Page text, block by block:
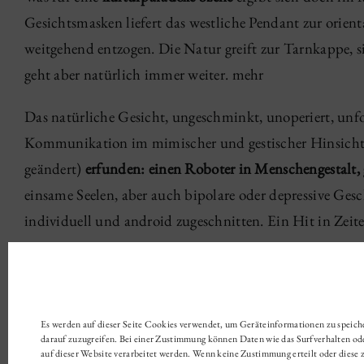
Es werden auf dieser Seite Cookies verwendet, um Geräteinformationen zu
darauf zuzugreifen. Bei einer Zustimmung können Daten wie das Surfverhalten
auf dieser Website verarbeitet werden. Wenn keine Zustimmung erteilt oder diese
Gesichtsmasken liefert das westliche Pendant zur
weitgehend entzogen. Die Natur greift zur Tarnkappe,
geht aber natürlich immer weiter. mehr
Das natürliche Gesicht, ungeschminkt, unoperiert,
Kommunikation im mimischer und gestischer
geändert) erfunden: einen Roboter in
einsame Seelen, aber auch bipolare oder depressive
individuell und android zugeschnitten. Ein Hit in